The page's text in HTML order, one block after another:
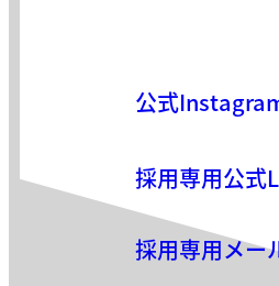
公式
採用専用公式
採用専用メー